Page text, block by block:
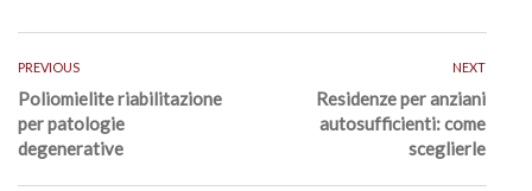
PREVIOUS
Poliomielite riabilitazione
per patologie
degenerative
NEXT
Residenze per anziani
autosufficienti: come
sceglierle